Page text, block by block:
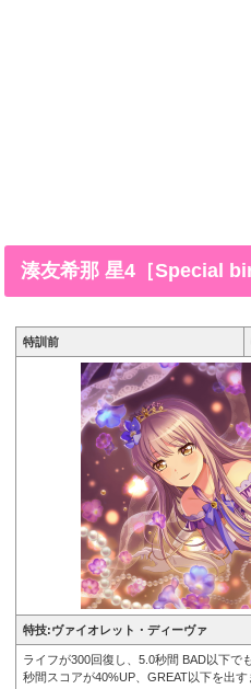
湊友希那 星4［Special
特訓前
特技:ヴァイオレット・ディーヴァ
ライフが300回復し、5.0秒間 BAD以下で
秒間スコアが40%UP、GREAT以下を出す